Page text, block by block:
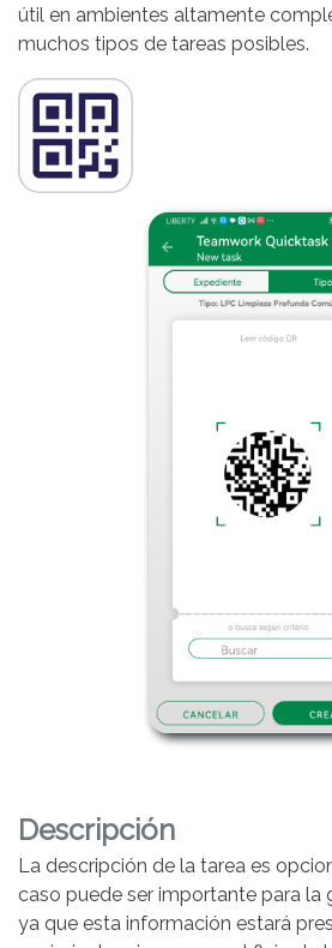
útil en ambientes altamente
muchos tipos de tareas posibles.
Descripción
La descripción de la tarea es
caso puede ser importante para la
ya que esta información estará